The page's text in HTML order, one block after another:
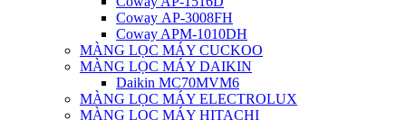
Coway AP-3008FH
Coway APM-1010DH
MÀNG LỌC MÁY CUCKOO
MÀNG LỌC MÁY DAIKIN
Daikin MC70MVM6
MÀNG LỌC MÁY ELECTROLUX
MÀNG LỌC MÁY HITACHI